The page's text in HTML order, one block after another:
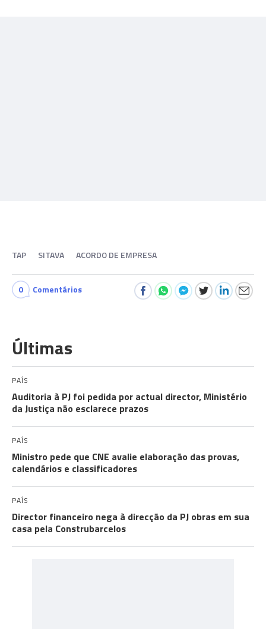
TAP SITAVA ACORDO DE EMPRESA
0 Comentários
Últimas
PAÍS
Auditoria à PJ foi pedida por actual director, Ministério
da Justiça não esclarece prazos
PAÍS
Ministro pede que CNE avalie elaboração das provas,
calendários e classificadores
PAÍS
Director financeiro nega à direcção da PJ obras em sua
casa pela Construbarcelos